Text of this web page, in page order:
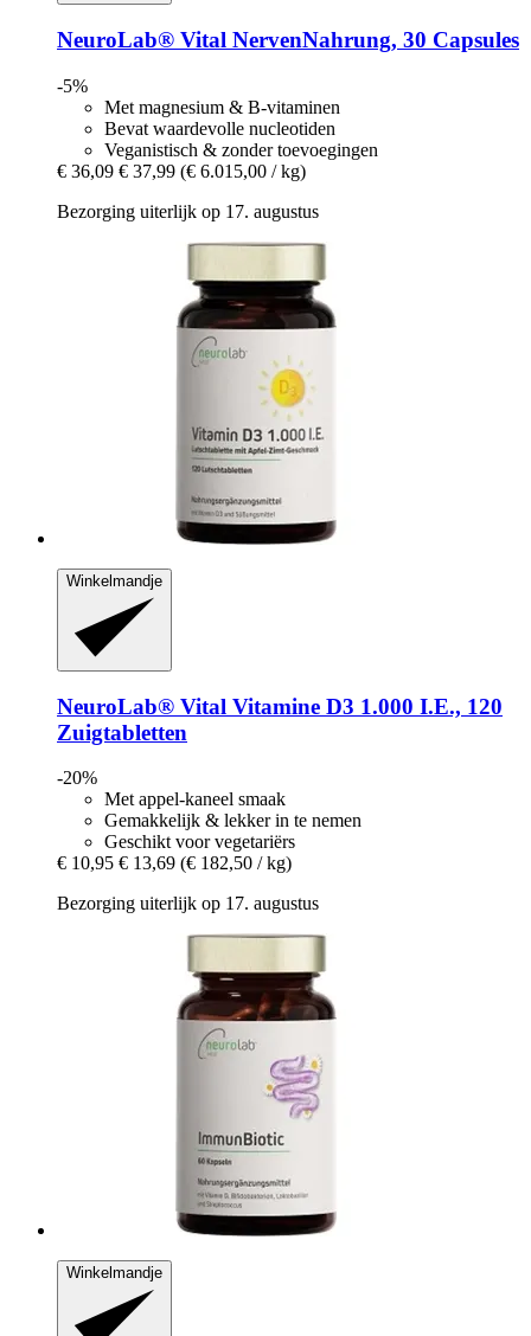
NeuroLab® Vital NervenNahrung, 30 Capsules
-5%
Met magnesium & B-vitaminen
Bevat waardevolle nucleotiden
Veganistisch & zonder toevoegingen
€ 36,09 € 37,99 (€ 6.015,00 / kg)
Bezorging uiterlijk op 17. augustus
Winkelmandje
NeuroLab® Vital Vitamine D3 1.000 I.E., 120
Zuigtabletten
-20%
Met appel-kaneel smaak
Gemakkelijk & lekker in te nemen
Geschikt voor vegetariërs
€ 10,95 € 13,69 (€ 182,50 / kg)
Bezorging uiterlijk op 17. augustus
Winkelmandje